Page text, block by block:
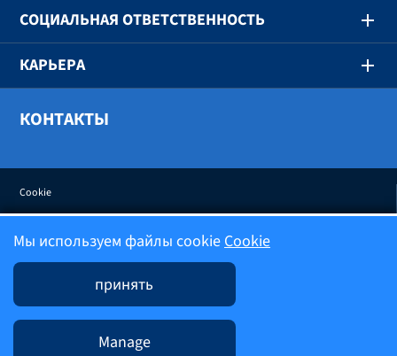
СОЦИАЛЬНАЯ ОТВЕТСТВЕННОСТЬ
КАРЬЕРА
КОНТАКТЫ
Cookie
Политика конфиденциальности
Условия использования
Мы используем файлы cookieCookie
принять
Manage